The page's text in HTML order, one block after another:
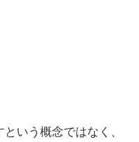
いう概念ではなく、